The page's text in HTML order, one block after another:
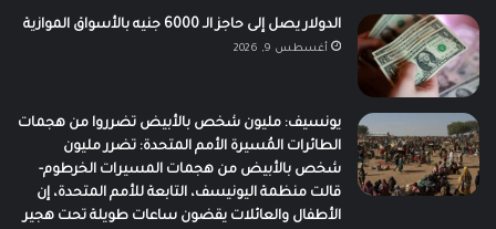
الدولار يصل إلى حاجز الـ 6000 جنيه بالأسواق الموازية
أغسطس 9, 2026
يونسيف: مليون شخص بالأبيض تضرروا من هجمات
الطائرات المُسيرة الأمم المتحدة: تضرر مليون
شخص بالأبيض من هجمات المسيرات الخرطوم-
قالت منظمة اليونيسف، التابعة للأمم المتحدة، إن
الأطفال والعائلات يقضون ساعات طويلة تحت هجير